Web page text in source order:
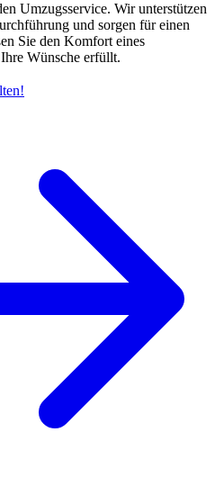
Umzugsservice. Wir unterstützen
und sorgen für einen
Sie den Komfort eines
Wünsche erfüllt.